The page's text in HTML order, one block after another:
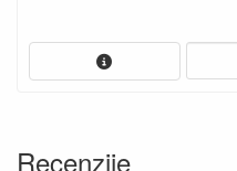
Recenzije